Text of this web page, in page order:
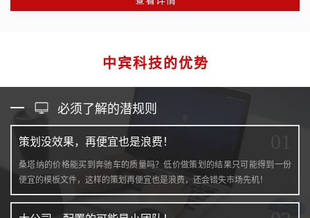
中宾科技的优势
必须了解的潜规则
策划没效果，再便宜也是浪费！
桑塔纳的价格能买到奔驰车的质量吗？低价做策划的结果只可能得到一份
便宜的模板文件，这样的策划再便宜也是浪费，还会错失市场先机！